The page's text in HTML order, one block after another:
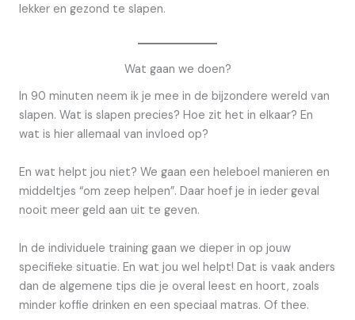
lekker en gezond te slapen.
Wat gaan we doen?
In 90 minuten neem ik je mee in de bijzondere wereld van
slapen. Wat is slapen precies? Hoe zit het in elkaar? En
wat is hier allemaal van invloed op?
En wat helpt jou niet? We gaan een heleboel manieren en
middeltjes “om zeep helpen”. Daar hoef je in ieder geval
nooit meer geld aan uit te geven.
In de individuele training gaan we dieper in op jouw
specifieke situatie. En wat jou wel helpt! Dat is vaak anders
dan de algemene tips die je overal leest en hoort, zoals
minder koffie drinken en een speciaal matras. Of thee.